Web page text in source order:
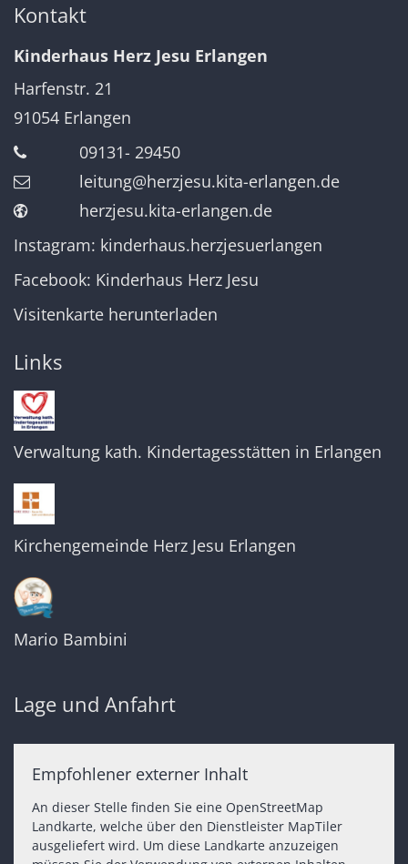
Kontakt
Kinderhaus Herz Jesu Erlangen
Harfenstr. 21
91054 Erlangen
09131- 29450
leitung@herzjesu.kita-erlangen.de
herzjesu.kita-erlangen.de
Instagram: kinderhaus.herzjesuerlangen
Facebook: Kinderhaus Herz Jesu
Visitenkarte herunterladen
Links
Verwaltung kath. Kindertagesstätten in Erlangen
Kirchengemeinde Herz Jesu Erlangen
Mario Bambini
Lage und Anfahrt
Empfohlener externer Inhalt
An dieser Stelle finden Sie eine OpenStreetMap
Landkarte, welche über den Dienstleister MapTiler
ausgeliefert wird. Um diese Landkarte anzuzeigen